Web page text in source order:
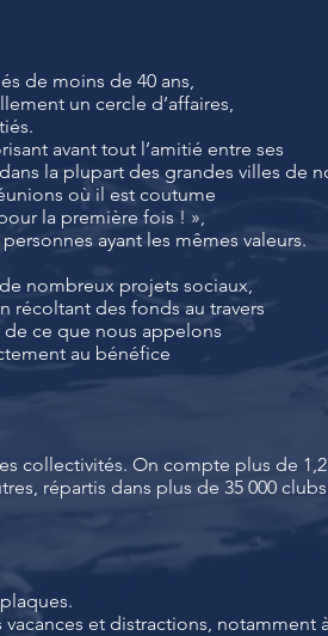
de moins de 40 ans,
un cercle d’affaires,
avant tout l’amitié entre ses
la plupart des grandes villes de
où il est coutume
la première fois ! »,
ayant les mêmes valeurs.
nombreux projets sociaux,
récoltant des fonds au travers
de ce que nous appelons
au bénéfice
collectivités. On compte plus de 1,2
répartis dans plus de 35 000 clubs
et distractions, notamment